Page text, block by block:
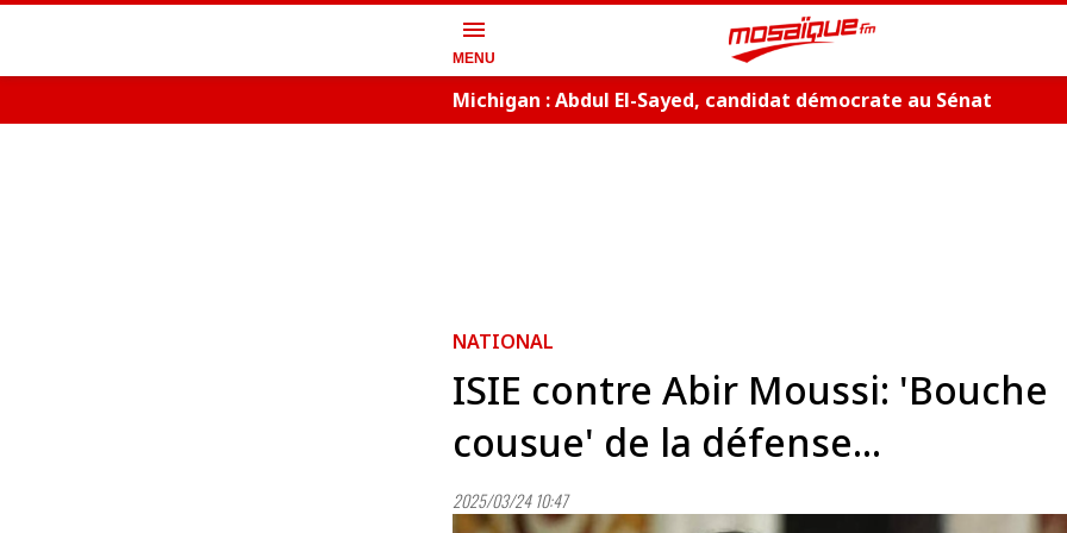
menu
MENU
Michigan : Abdul El-Sayed, candidat démocrate au Sénat
NATIONAL
ISIE contre Abir Moussi: 'Bouche
cousue' de la défense...
2025/03/24 10:47